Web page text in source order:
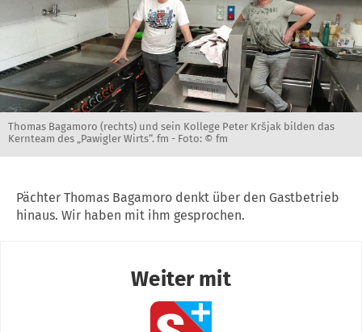
Thomas Bagamoro (rechts) und sein Kollege Peter Kršjak bilden das
Kernteam des „Pawigler Wirts“. fm - Foto: © fm
Pächter Thomas Bagamoro denkt über den Gastbetrieb
hinaus. Wir haben mit ihm gesprochen.